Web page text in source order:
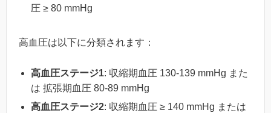
圧 ≥ 80 mmHg
高血圧は以下に分類されます：
高血圧ステージ1: 収縮期血圧 130-139 mmHg また
は 拡張期血圧 80-89 mmHg
高血圧ステージ2: 収縮期血圧 ≥ 140 mmHg または